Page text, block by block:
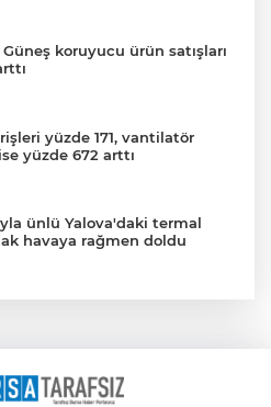
Güneş koruyucu ürün satışları
yüzde 171, vantilatör
yüzde 672 arttı
ünlü Yalova'daki termal
havaya rağmen doldu